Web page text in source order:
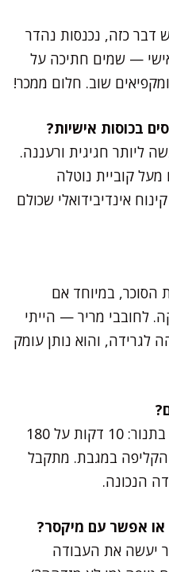
דבר כזה, נכנסות נהדר
אישי — שמים חתיכה על
שוב. חלום ממכר!
ליותר חגיגית ורעננה.
מעל קוביית נוטלה
אינדיבידואלי שכולם
הסוכר, במיוחד אם
לחובבי מריר — הייתי
כהה לגרידה, והוא נותן עומק
אני תמיד נוהגת לקלות בעצמי בתנור: 10 דקות על 180
במגבת. מתקבל
הנכונה.
יעשה את העבודה